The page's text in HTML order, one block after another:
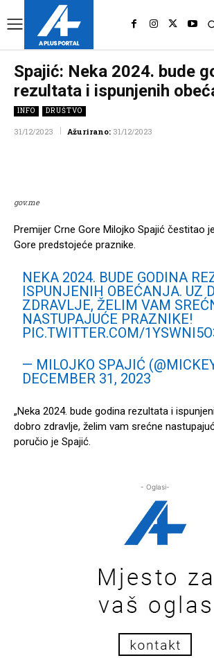
Spajić: Neka 2024. bude
rezultata i ispunjenih
INFO DRUŠTVO
31/12/2023 Ažurirano: 31/12/2023
gov.me
Premijer Crne Gore Milojko Spajić čestitao
Gore predstojeće praznike.
NEKA 2024. BUDE GODINA
ISPUNJENIH OBEĆANJA. UZ
ZDRAVLJE, ŽELIM VAM
NASTUPAJUĆE PRAZNIKE!
PIC.TWITTER.COM/
— MILOJKO SPAJIĆ
DECEMBER 31, 2023
„Neka 2024. bude godina rezultata i
dobro zdravlje, želim vam srećne
poručio je Spajić.
- Oglasi-